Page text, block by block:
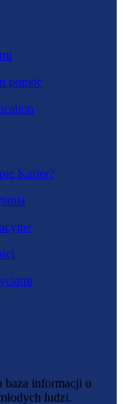
sztucznych
baza informacji o
ludzi.
Karier?
pomóc